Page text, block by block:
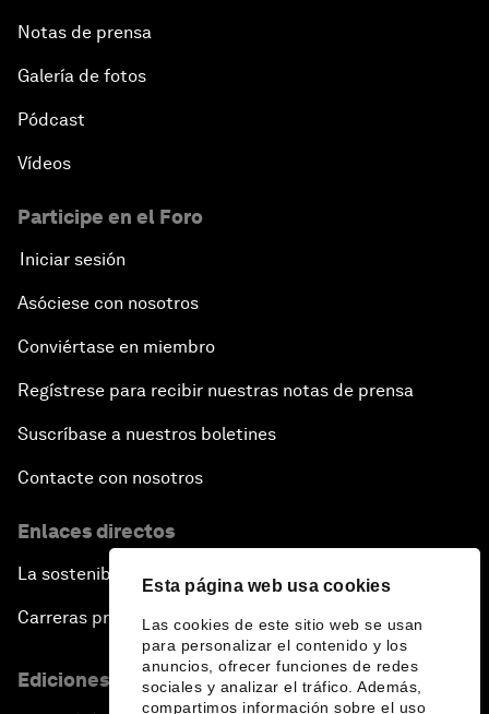
Esta página web usa cookies
Las cookies de este sitio web se usan
para personalizar el contenido y los
anuncios, ofrecer funciones de redes
sociales y analizar el tráfico. Además,
compartimos información sobre el uso
Notas de prensa
Galería de fotos
Pódcast
Vídeos
Participe en el Foro
Iniciar sesión
Asóciese con nosotros
Conviértase en miembro
Regístrese para recibir nuestras notas de prensa
Suscríbase a nuestros boletines
Contacte con nosotros
Enlaces directos
La sostenibilidad en el Foro
Carreras profesionales
Ediciones en otros idiomas